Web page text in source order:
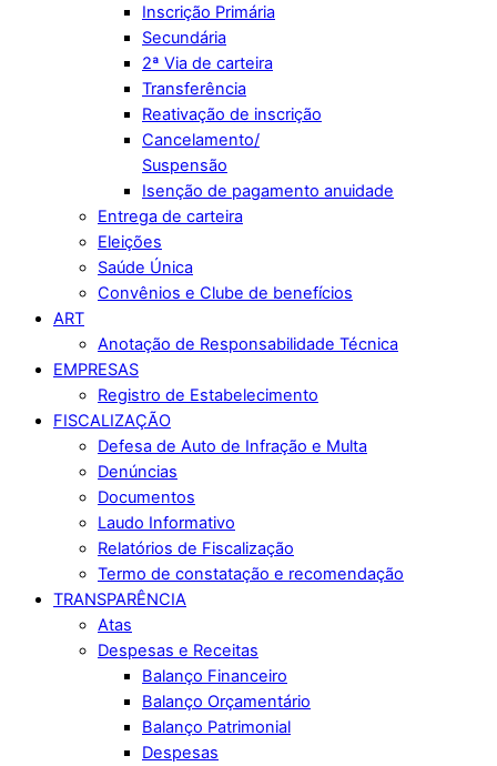
Inscrição Primária
Secundária
2ª Via de carteira
Transferência
Reativação de inscrição
Cancelamento/
Suspensão
Isenção de pagamento anuidade
Entrega de carteira
Eleições
Saúde Única
Convênios e Clube de benefícios
ART
Anotação de Responsabilidade Técnica
EMPRESAS
Registro de Estabelecimento
FISCALIZAÇÃO
Defesa de Auto de Infração e Multa
Denúncias
Documentos
Laudo Informativo
Relatórios de Fiscalização
Termo de constatação e recomendação
TRANSPARÊNCIA
Atas
Despesas e Receitas
Balanço Financeiro
Balanço Orçamentário
Balanço Patrimonial
Despesas